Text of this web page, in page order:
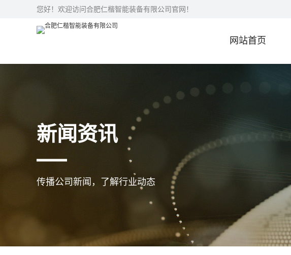
您好！欢迎访问合肥仁楷智能装备有限公司官网！
网站首页
新闻资讯
传播公司新闻，了解行业动态